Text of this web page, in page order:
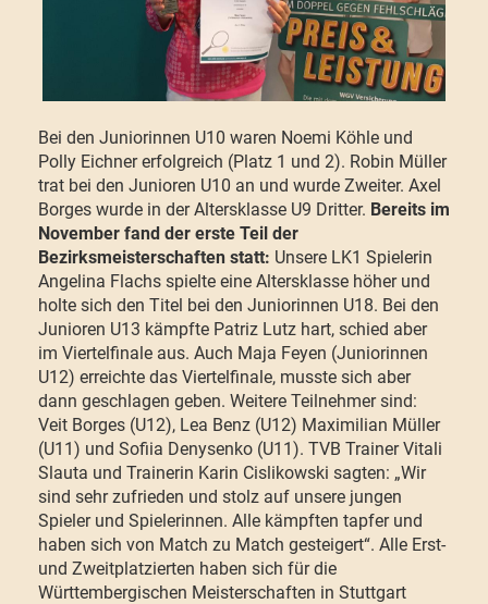
Bei den Juniorinnen U10 waren Noemi Köhle und
Polly Eichner erfolgreich (Platz 1 und 2). Robin Müller
trat bei den Junioren U10 an und wurde Zweiter. Axel
Borges wurde in der Altersklasse U9 Dritter. Bereits im
November fand der erste Teil der
Bezirksmeisterschaften statt: Unsere LK1 Spielerin
Angelina Flachs spielte eine Altersklasse höher und
holte sich den Titel bei den Juniorinnen U18. Bei den
Junioren U13 kämpfte Patriz Lutz hart, schied aber
im Viertelfinale aus. Auch Maja Feyen (Juniorinnen
U12) erreichte das Viertelfinale, musste sich aber
dann geschlagen geben. Weitere Teilnehmer sind:
Veit Borges (U12), Lea Benz (U12) Maximilian Müller
(U11) und Sofiia Denysenko (U11). TVB Trainer Vitali
Slauta und Trainerin Karin Cislikowski sagten: „Wir
sind sehr zufrieden und stolz auf unsere jungen
Spieler und Spielerinnen. Alle kämpften tapfer und
haben sich von Match zu Match gesteigert“. Alle Erst-
und Zweitplatzierten haben sich für die
Württembergischen Meisterschaften in Stuttgart